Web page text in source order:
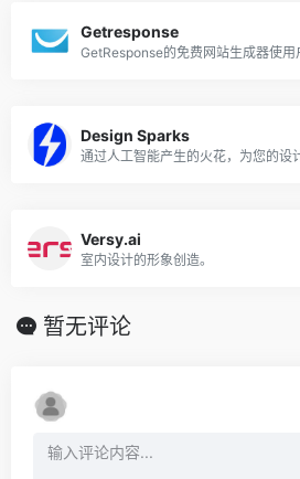
Getresponse
Design Sparks
Versy.ai
室内设计的形象创造。
暂无评论